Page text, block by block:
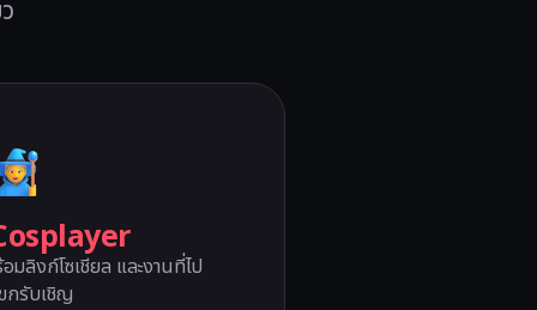
ลิงก์โซเชียล และงานที่ไป
กรับเชิญ